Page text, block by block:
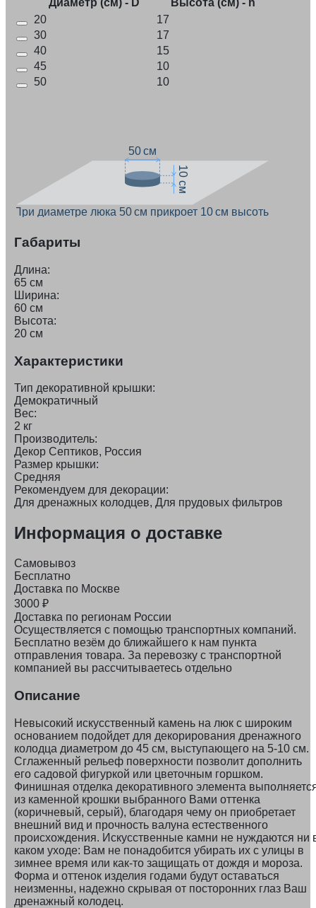
20
17
30
17
40
15
45
10
50
10
50 см
10 см
При диаметре люка 50 см прикроет 10 см высоты
Габариты
Длина:
65 см
Ширина:
60 см
Высота:
20 см
Характеристики
Тип декоративной крышки:
Демократичный
Вес:
2 кг
Производитель:
Декор Септиков, Россия
Размер крышки:
Средняя
Рекомендуем для декорации:
Для дренажных колодцев, Для прудовых фильтров
Информация о доставке
Самовывоз
Бесплатно
Доставка по Москве
3000 ₽
Доставка по регионам России
Осуществляется с помощью транспортных компаний.
Бесплатно везём до ближайшего к нам пункта
отправления товара. За перевозку с транспортной
компанией вы рассчитываетесь отдельно
Описание
Невысокий искусственный камень на люк с широким
основанием подойдет для декорирования дренажного
колодца диаметром до 45 см, выступающего на 5-10 см.
Сглаженный рельеф поверхности позволит дополнить
его садовой фигуркой или цветочным горшком.
Финишная отделка декоративного элемента
из каменной крошки выбранного Вами оттенка
(коричневый, серый), благодаря чему он приобретает
внешний вид и прочность валуна естественного
происхождения. Искусственные камни не нуждаются ни
каком уходе: Вам не понадобится убирать их с улицы в
зимнее время или как-то защищать от дождя и мороза.
Форма и оттенок изделия годами будут оставаться
неизменны, надежно скрывая от посторонних глаз Ваш
дренажный колодец.